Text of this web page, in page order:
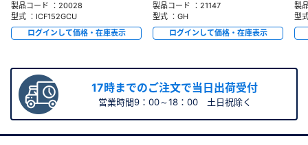
製品コード ：20028
型式 ：ICF152GCU
ログインして価格・在庫表示
製品コード ：21147
型式 ：GH
ログインして価格・在庫表示
製
型
17時までのご注文で当日出荷受付
営業時間9：00～18：00 土日祝除く